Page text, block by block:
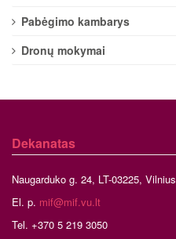
Pabėgimo kambarys
Dronų mokymai
Dekanatas
Naugarduko g. 24, LT-03225, Vilnius
El. p. mif@mif.vu.lt
Tel. +370 5 219 3050